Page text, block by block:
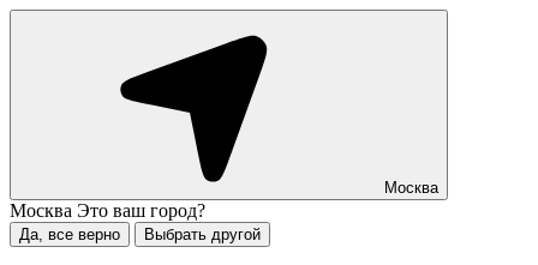
Москва
Москва Это ваш город?
Да, все верно Выбрать другой